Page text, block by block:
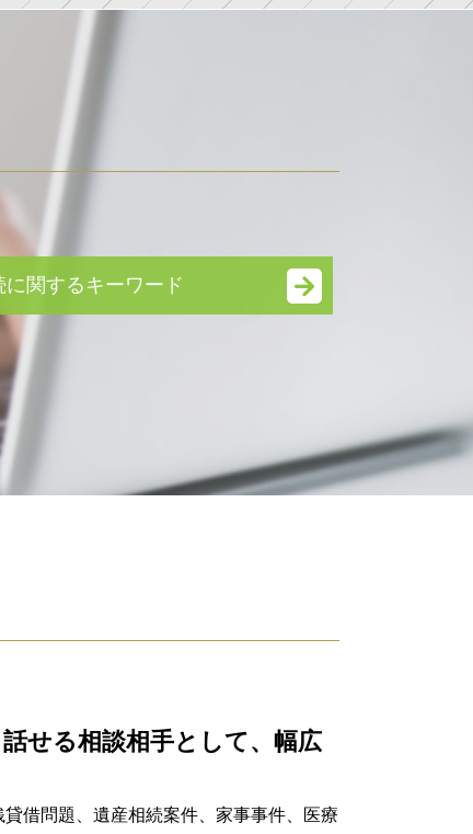
に関するキーワード
続財産 調査
承認
財産 とは
執行者
承認 手続き
人 調査
分 相続
分侵害額請求権 時効
せる相談相手として、幅広
借問題、遺産相続案件、家事事件、医療